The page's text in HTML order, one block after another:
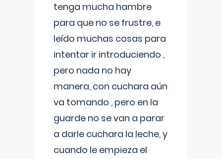
tenga mucha hambre
para que no se frustre, e
leído muchas cosas para
intentar ir introduciendo ,
pero nada no hay
manera, con cuchara aún
va tomando , pero en la
guarde no se van a parar
a darle cuchara la leche, y
cuando le empieza el